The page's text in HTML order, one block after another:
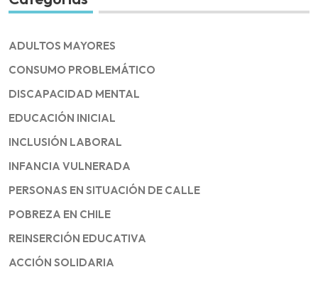
ADULTOS MAYORES
CONSUMO PROBLEMÁTICO
DISCAPACIDAD MENTAL
EDUCACIÓN INICIAL
INCLUSIÓN LABORAL
INFANCIA VULNERADA
PERSONAS EN SITUACIÓN DE CALLE
POBREZA EN CHILE
REINSERCIÓN EDUCATIVA
ACCIÓN SOLIDARIA